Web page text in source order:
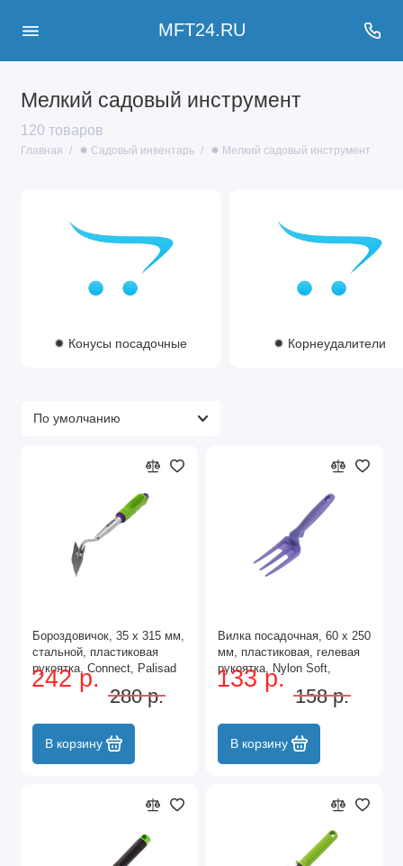
MFT24.RU
Мелкий садовый инструмент
120 товаров
Главная ✹ Садовый инвентарь ✹ Мелкий садовый инструмент
✹ Конусы посадочные ✹ Корнеудалители
Бороздовичок, 35 х 315 мм,
стальной, пластиковая
рукоятка, Connect, Palisad
242 р.
280 р.
В корзину
Вилка посадочная, 60 х 250
мм, пластиковая, гелевая
рукоятка, Nylon Soft,
Palisad
133 р.
158 р.
В корзину